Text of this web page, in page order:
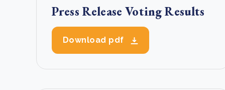
Press Release Voting Results
Download pdf